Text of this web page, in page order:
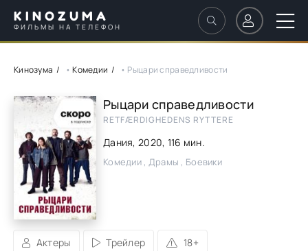
KINOZUMA
ФИЛЬМЫ НА ТЕЛЕФОН
Кинозума •Комедии • Рыцари справедливости
Рыцари справедливости
RETFÆRDIGHEDENS RYTTERE
Дания, 2020, 116 мин.
Комедии , Драмы , Боевики
Актеры Трейлер 18+